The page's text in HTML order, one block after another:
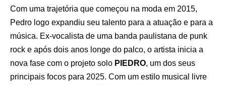
Com uma trajetória que começou na moda em 2015,
Pedro logo expandiu seu talento para a atuação e para a
música. Ex-vocalista de uma banda paulistana de punk
rock e após dois anos longe do palco, o artista inicia a
nova fase com o projeto solo PIEDRO, um dos seus
principais focos para 2025. Com um estilo musical livre